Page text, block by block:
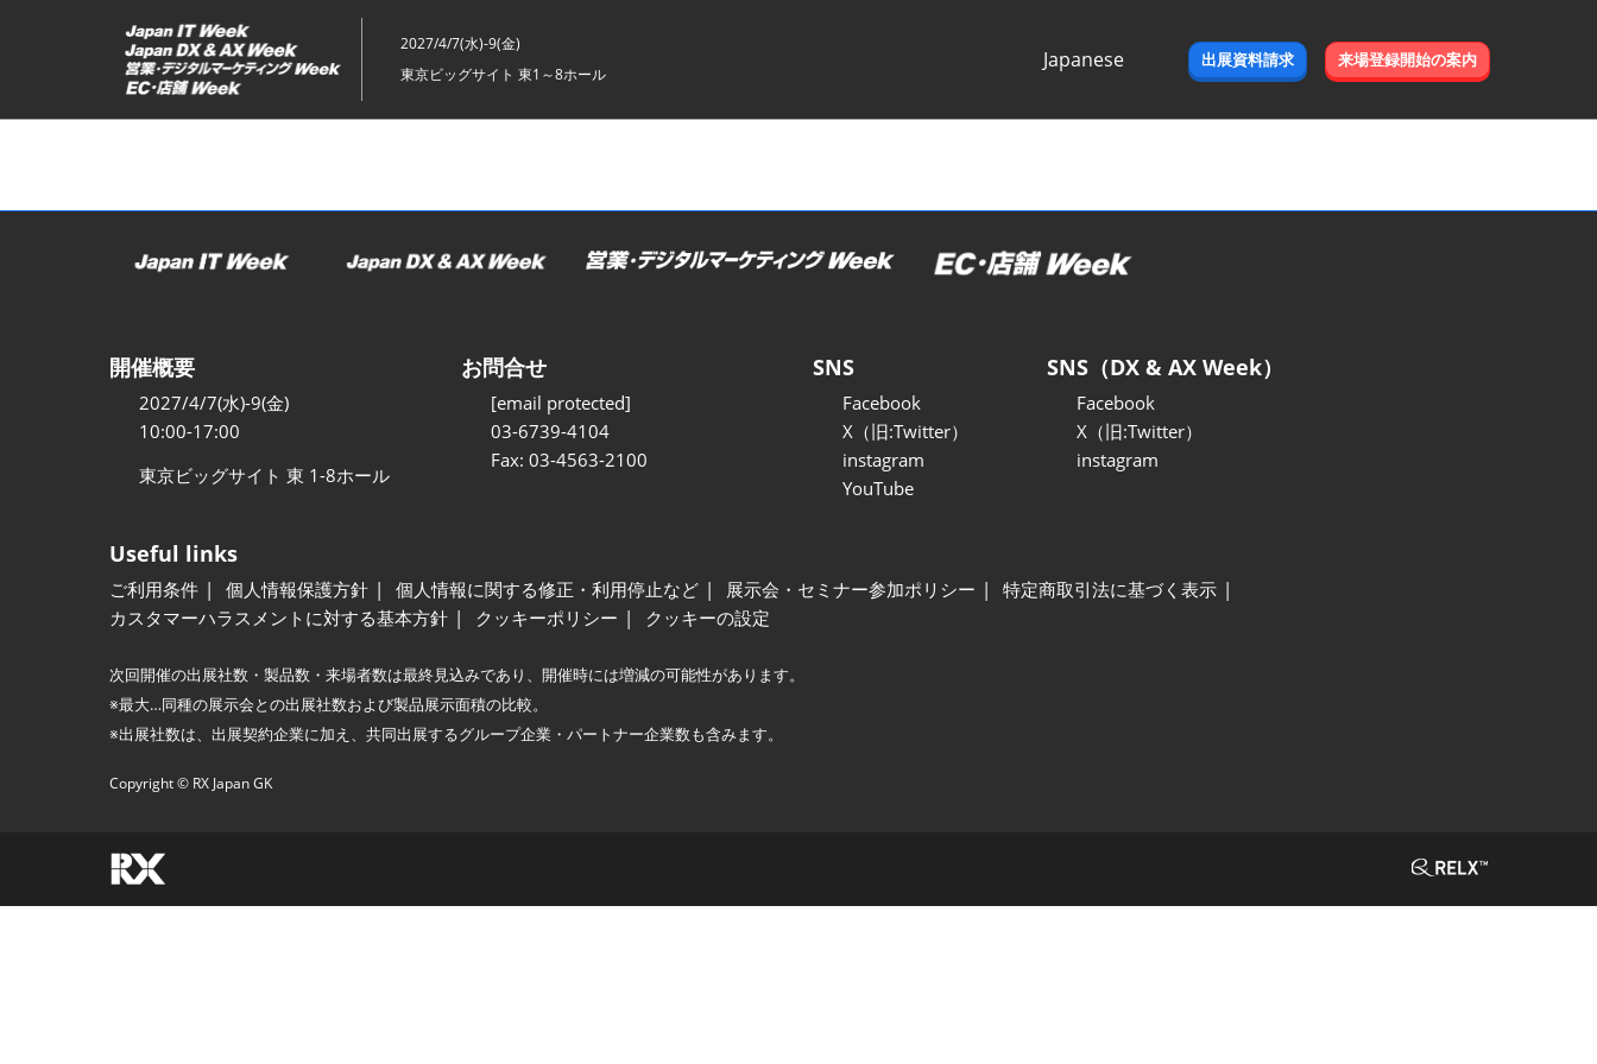
ッ
2027/4/7(水)-9(金)
東京ビッグサイト 東1～8ホール
Japanese
出展資料請求 来場登録開始の案内
開催概要
2027/4/7(水)-9(金)
10:00-17:00
東京ビッグサイト 東 1-8ホール
お問合せ
[email protected]
03-6739-4104
Fax: 03-4563-2100
SNS
Facebook
X（旧:Twitter）
instagram
YouTube
SNS（DX & AX Week）
Facebook
X（旧:Twitter）
instagram
Useful links
ご利用条件 個人情報保護方針 個人情報に関する修正・利用停止など 展示会・セミナー参加ポリシー
特定商取引法に基づく表示
カスタマーハラスメントに対する基本方針
クッキーポリシー クッキーの設定
次回開催の出展社数・製品数・来場者数は最終見込みであり、開催時には増減の可能性があります。
※最大…同種の展示会との出展社数および製品展示面積の比較。
※出展社数は、出展契約企業に加え、共同出展するグループ企業・パートナー企業数も含みます。
Copyright © RX Japan GK